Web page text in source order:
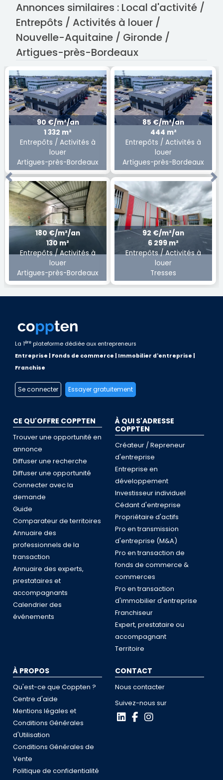
Annonces similaires : Local d'activité /
Entrepôts / Activités à louer /
Nouvelle-Aquitaine / Gironde /
Artigues-près-Bordeaux
90 €/m²/an
1 332 m²
Entrepôts / Activités à
louer
Artigues-près-Bordeaux
85 €/m²/an
444 m²
Entrepôts / Activités à
louer
Artigues-près-Bordeaux
180 €/m²/an
130 m²
Entrepôts / Activités à
louer
Artigues-près-Bordeaux
92 €/m²/an
6 299 m²
Entrepôts / Activités à
louer
Tresses
Previous
La 1ère plateforme dédiée aux entrepreneurs
Entreprise | Fonds de commerce | Immobilier d'entreprise |
Franchise
Se connecter Essayer gratuitement
CE QU'OFFRE COPPTEN
Trouver une opportunité en
annonce
Diffuser une recherche
Diffuser une opportunité
Connecter avec la
demande
Guide
Comparateur de territoires
Annuaire des
professionnels de la
transaction
Annuaire des experts,
prestataires et
accompagnants
Calendrier des
événements
À QUI S'ADRESSE
COPPTEN
Créateur / Repreneur
d'entreprise
Entreprise en
développement
Investisseur individuel
Cédant d'entreprise
Propriétaire d'actifs
Pro en transmission
d'entreprise (M&A)
Pro en transaction de
fonds de commerce &
commerces
Pro en transaction
d'immobilier d'entreprise
Franchiseur
Expert, prestataire ou
accompagnant
Territoire
À PROPOS
Qu'est-ce que Coppten ?
Centre d'aide
Mentions légales et
Conditions Générales
d'Utilisation
Conditions Générales de
Vente
Politique de confidentialité
CONTACT
Nous contacter
Suivez-nous sur